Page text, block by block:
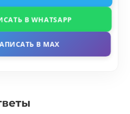
В WHATSAPP
В MAX